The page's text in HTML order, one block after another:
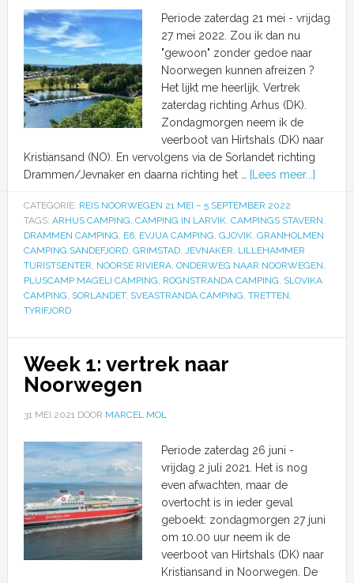
Periode zaterdag 21 mei - vrijdag
27 mei 2022. Zou ik dan nu
"gewoon" zonder gedoe naar
Noorwegen kunnen afreizen ?
Het lijkt me heerlijk. Vertrek
zaterdag richting Arhus (DK).
Zondagmorgen neem ik de
veerboot van Hirtshals (DK) naar
Kristiansand (NO). En vervolgens via de Sorlandet richting
Drammen/Jevnaker en daarna richting het …
[Lees meer...]
CATEGORIE: REIS NOORWEGEN 21 MEI – 5 SEPTEMBER 2022
TAGS: ARHUS CAMPING, CAMPING IN LARVIK, CAMPINGS STAVERN,
DRAMMEN CAMPING, E6, EVJUA CAMPING, GJOVIK, GRANHOLMEN
CAMPING SANDEFJORD, GRIMSTAD, JEVNAKER, LILLEHAMMER
TURISTSENTER, NOORSE RIVIERA, ONDERWEG NAAR NOORWEGEN,
PLUSCAMP MAGELI CAMPING, ROGNSTRANDA CAMPING, SLOVIKA
CAMPING, SORLANDET, SVEASTRANDA CAMPING, TRETTEN,
TYRIFJORD
Week 1: vertrek naar
Noorwegen
31 MEI 2021DOOR MARCEL MOL
Periode zaterdag 26 juni -
vrijdag 2 juli 2021. Het is nog
even afwachten, maar de
overtocht is in ieder geval
geboekt: zondagmorgen 27 juni
om 10.00 uur neem ik de
veerboot van Hirtshals (DK) naar
Kristiansand in Noorwegen. De